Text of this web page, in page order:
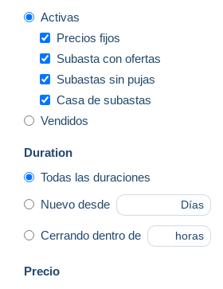
Activas
Precios fijos
Subasta con ofertas
Subastas sin pujas
Casa de subastas
Vendidos
Duration
Todas las duraciones
Nuevo desde Días
Cerrando dentro de horas
Precio